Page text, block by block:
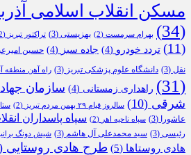
مسکن انقلاب اسلامی
(34)
بهرام سرمست (2) بهزیستی (3) تراکتور تبریز (2)
(11)
تردد خودرو (4) جاده سبز (4) حسین
نقل (3) دانشگاه علوم پزشکی تبریز (3) راه آهن منطقه
(31)
راهداری زمستانی (4)
سازمان
شرقی (10) سالروز قیام ۲۹ بهمن مردم تبریز (2)
عاشورا
(3) سپاه ناحیه اهر (2) سپاه پاسداران
رئیسی (3) سید محمدعلی آل هاشم (3) شیش دونگ
هادی روستاها (5) طرح هادی روستایی